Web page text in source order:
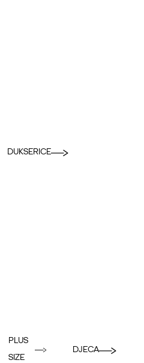
DUKSERICE
PLUS
SIZE
DJECA